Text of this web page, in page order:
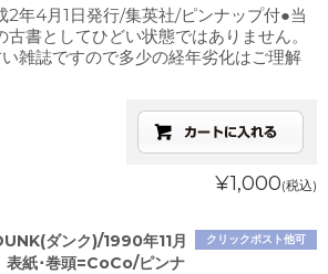
2年4月1日発行/集英社/ピンナップ付●当
古書としてひどい状態ではありません。
雑誌ですので多少の経年劣化はご理解
¥1,000(税込)
クリックポスト他可
ダンク)/1990年11月
表紙･巻頭=CoCo/ピンナ